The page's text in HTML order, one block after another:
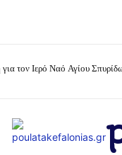
τον Ιερό Ναό Αγίου